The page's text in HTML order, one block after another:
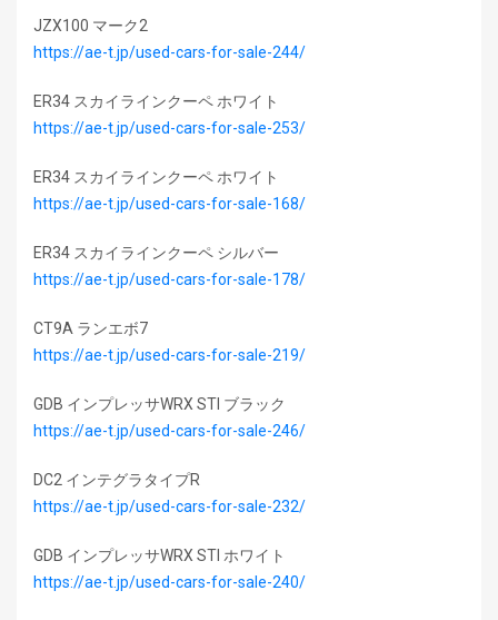
JZX100 マーク2
https://ae-t.jp/used-cars-for-sale-244/
ER34 スカイラインクーペ ホワイト
https://ae-t.jp/used-cars-for-sale-253/
ER34 スカイラインクーペ ホワイト
https://ae-t.jp/used-cars-for-sale-168/
ER34 スカイラインクーペ シルバー
https://ae-t.jp/used-cars-for-sale-178/
CT9A ランエボ7
https://ae-t.jp/used-cars-for-sale-219/
GDB インプレッサWRX STI ブラック
https://ae-t.jp/used-cars-for-sale-246/
DC2 インテグラタイプR
https://ae-t.jp/used-cars-for-sale-232/
GDB インプレッサWRX STI ホワイト
https://ae-t.jp/used-cars-for-sale-240/